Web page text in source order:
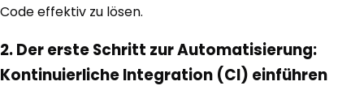
Code effektiv zu lösen.
2. Der erste Schritt zur Automatisierung:
Kontinuierliche Integration (CI) einführen